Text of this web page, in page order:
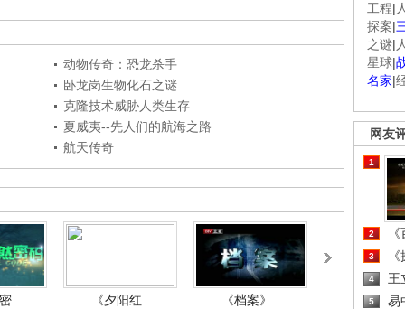
工程|
探案|
之谜|
星球|
名家|
网友
1
2
3
4 王
5 易
动物传奇：恐龙杀手
卧龙岗生物化石之谜
克隆技术威胁人类生存
夏威夷--先人们的航海之路
航天传奇
.. 《夕阳红.. 《档案》.. 《人与